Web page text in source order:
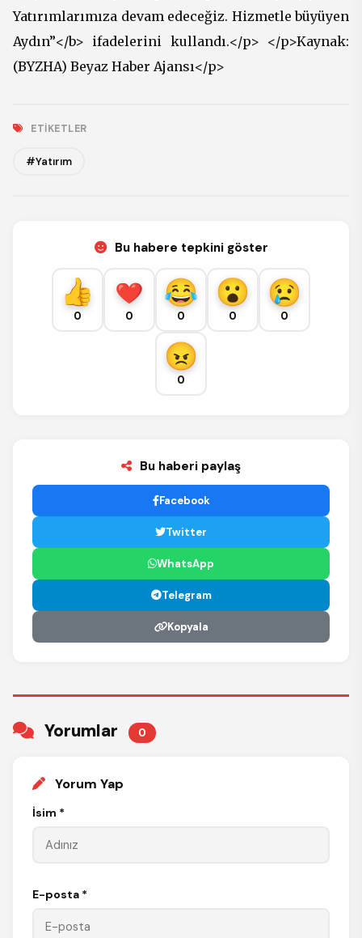
Yatırımlarımıza devam edeceğiz. Hizmetle büyüyen
Aydın”</b> ifadelerini kullandı.</p> </p>Kaynak:
(BYZHA) Beyaz Haber Ajansı</p>
ETIKETLER
#Yatırım
Bu habere tepkini göster
0 0 0 0 0
0
Bu haberi paylaş
Facebook
Twitter
WhatsApp
Telegram
Kopyala
Yorumlar 0
Yorum Yap
İsim *
E-posta *